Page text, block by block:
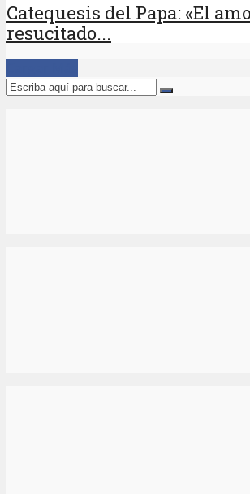
Catequesis del Papa: «El
resucitado...